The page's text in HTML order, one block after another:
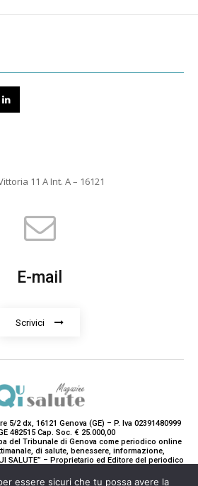
11 A Int. A – 16121
E-mail
Scrivici
5/2 dx, 16121 Genova (GE) – P. Iva 02391480999
482515 Cap. Soc. € 25.000,00
del Tribunale di Genova come periodico online
di salute, benessere, informazione,
SALUTE” – Proprietario ed Editore del periodico
registro stampa R.V. 5663/2020 Reg. Stampa
essere sicuri che tu possa avere la